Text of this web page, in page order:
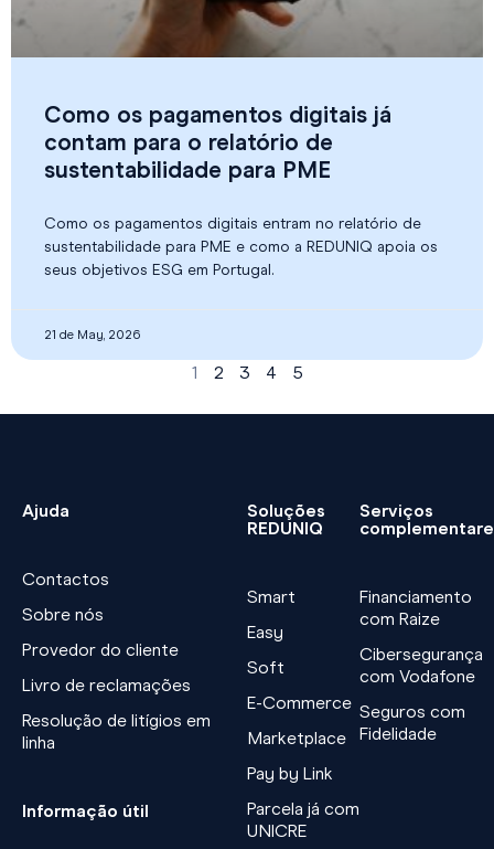
Como os pagamentos digitais já
contam para o relatório de
sustentabilidade para PME
Como os pagamentos digitais entram no relatório de
sustentabilidade para PME e como a REDUNIQ apoia os
seus objetivos ESG em Portugal.
21 de May, 2026
1 2 3 4 5
Ajuda
Contactos
Sobre nós
Provedor do cliente
Livro de reclamações
Resolução de litígios em
linha
Informação útil
Soluções
REDUNIQ
Smart
Easy
Soft
E-Commerce
Marketplace
Pay by Link
Parcela já com
UNICRE
Serviços
Financiamento
com Raize
Cibersegurança
com Vodafone
Seguros com
Fidelidade